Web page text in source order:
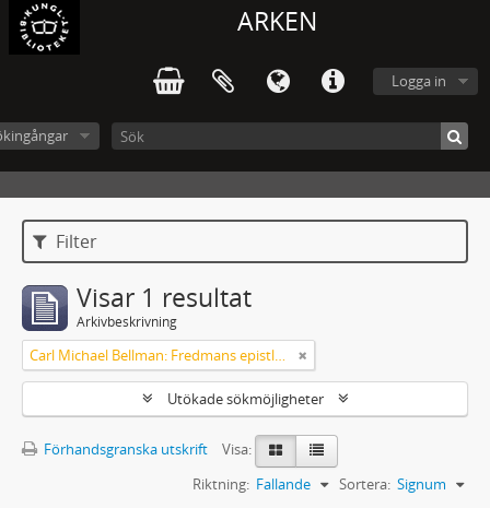
ARKEN
Logga in
Filter
Visar 1 resultat
Arkivbeskrivning
Carl Michael Bellman: Fredmans epistlar och sånger m.fl. Bellman-texter
Utökade sökmöjligheter
Förhandsgranska utskrift
Visa:
Sortera: Signum
Riktning: Fallande